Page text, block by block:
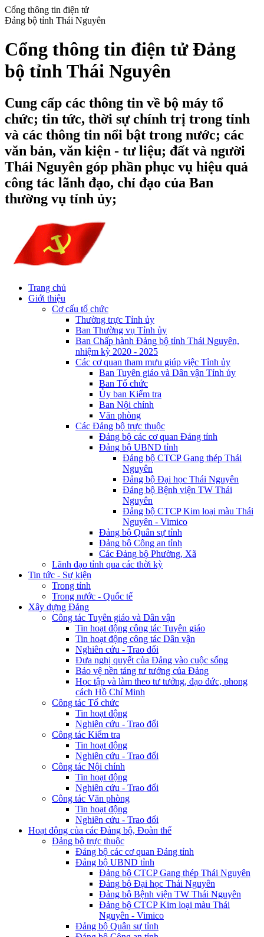
Cổng thông tin điện tử
Đảng bộ tỉnh Thái Nguyên
Cổng thông tin điện tử Đảng
bộ tỉnh Thái Nguyên
Cung cấp các thông tin về bộ máy tổ
chức; tin tức, thời sự chính trị trong tỉnh
và các thông tin nổi bật trong nước; các
văn bản, văn kiện - tư liệu; đất và người
Thái Nguyên góp phần phục vụ hiệu quả
công tác lãnh đạo, chỉ đạo của Ban
thường vụ tỉnh ủy;
Trang chủ
Giới thiệu
Cơ cấu tổ chức
Thường trực Tỉnh ủy
Ban Thường vụ Tỉnh ủy
Ban Chấp hành Đảng bộ tỉnh Thái Nguyên,
nhiệm kỳ 2020 - 2025
Các cơ quan tham mưu giúp việc Tỉnh ủy
Ban Tuyên giáo và Dân vận Tỉnh ủy
Ban Tổ chức
Ủy ban Kiểm tra
Ban Nội chính
Văn phòng
Các Đảng bộ trực thuộc
Đảng bộ các cơ quan Đảng tỉnh
Đảng bộ UBND tỉnh
Đảng bộ CTCP Gang thép Thái
Nguyên
Đảng bộ Đại học Thái Nguyên
Đảng bộ Bệnh viện TW Thái
Nguyên
Đảng bộ CTCP Kim loại màu Thái
Nguyên - Vimico
Đảng bộ Quân sự tỉnh
Đảng bộ Công an tỉnh
Các Đảng bộ Phường, Xã
Lãnh đạo tỉnh qua các thời kỳ
Tin tức - Sự kiện
Trong tỉnh
Trong nước - Quốc tế
Xây dựng Đảng
Công tác Tuyên giáo và Dân vận
Tin hoạt động công tác Tuyên giáo
Tin hoạt động công tác Dân vận
Nghiên cứu - Trao đổi
Đưa nghị quyết của Đảng vào cuộc sống
Bảo vệ nền tảng tư tưởng của Đảng
Học tập và làm theo tư tưởng, đạo đức, phong
cách Hồ Chí Minh
Công tác Tổ chức
Tin hoạt động
Nghiên cứu - Trao đổi
Công tác Kiểm tra
Tin hoạt động
Nghiên cứu - Trao đổi
Công tác Nội chính
Tin hoạt động
Nghiên cứu - Trao đổi
Công tác Văn phòng
Tin hoạt động
Nghiên cứu - Trao đổi
Hoạt động của các Đảng bộ, Đoàn thể
Đảng bộ trực thuộc
Đảng bộ các cơ quan Đảng tỉnh
Đảng bộ UBND tỉnh
Đảng bộ CTCP Gang thép Thái Nguyên
Đảng bộ Đại học Thái Nguyên
Đảng bộ Bệnh viện TW Thái Nguyên
Đảng bộ CTCP Kim loại màu Thái
Nguyên - Vimico
Đảng bộ Quân sự tỉnh